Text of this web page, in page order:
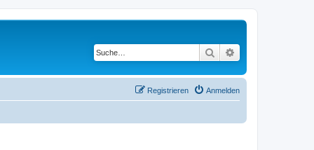
Suche
Anmelden
Registrieren